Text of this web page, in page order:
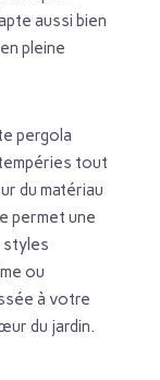
aussi bien
pleine
pergola
tout
du matériau
permet une
styles
ou
à votre
du jardin.